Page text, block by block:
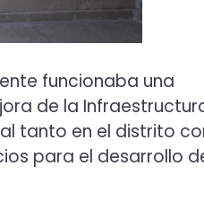
funcionaba una
de la
tanto en el distrito
para el desarrollo